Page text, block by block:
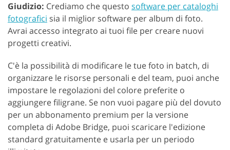
Giudizio: Crediamo che questo software per cataloghi
fotografici sia il miglior software per album di foto.
Avrai accesso integrato ai tuoi file per creare nuovi
progetti creativi.
C'è la possibilità di modificare le tue foto in batch, di
organizzare le risorse personali e del team, puoi anche
impostare le regolazioni del colore preferite o
aggiungere filigrane. Se non vuoi pagare più del dovuto
per un abbonamento premium per la versione
completa di Adobe Bridge, puoi scaricare l'edizione
standard gratuitamente e usarla per un periodo